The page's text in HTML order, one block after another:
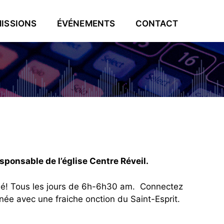
ÉVÉNEMENTS CONTACT
de l’église Centre Réveil.
Tous les jours de 6h-6h30 am. Connectez
avec une fraiche onction du Saint-Esprit.